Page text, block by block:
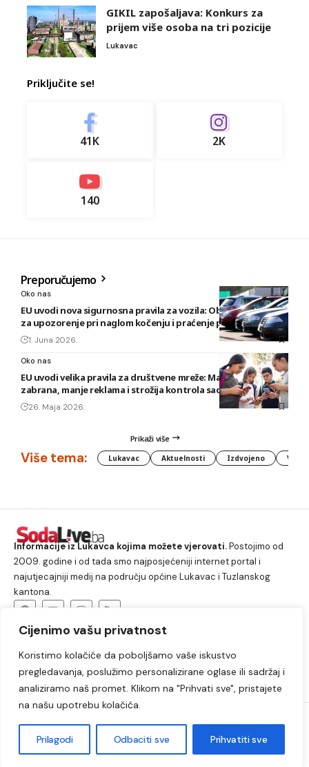
Cijenimo vašu privatnost
Koristimo kolačiće da poboljšamo vaše iskustvo
pregledavanja, poslužimo personalizirane oglase ili sadržaj i
analiziramo naš promet. Klikom na "Prihvati sve", pristajete
na našu upotrebu kolačića.
Prilagodi Odbaciti sve Prihvatiti sve
GIKIL zapošaljava: Konkurs za
prijem više osoba na tri pozicije
Lukavac
Priključite se!
41K 2K
140
Preporučujemo
Oko nas
EU uvodi nova sigurnosna pravila za vozila: Obavezni sistemi
za upozorenje pri naglom kočenju i praćenje pažnje vozača
1. Juna 2026.
Oko nas
EU uvodi velika pravila za društvene mreže: Maloljetnicima
zabrana, manje reklama i strožija kontrola sadržaja
26. Maja 2026.
Prikaži više
Više tema: Lukavac Aktuelnosti Izdvojeno
Informacije iz Lukavca kojima možete vjerovati.Postojimo od
2009. godine i od tada smo najposjećeniji internet portal i
najutjecajniji medij na području općine Lukavac i Tuzlanskog
kantona.
Lukavac Društvo Crna hronika
Sport
Kultura
Kolumne Slobodno vrijeme